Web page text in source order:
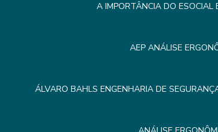
A IMPORTÂNCIA DO
AEP ANÁLISE
ÁLVARO BAHLS ENGENHARIA DE